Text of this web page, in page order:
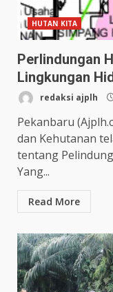
HUTAN KITA
Perlindungan
Lingkungan
redaksi ajplh
Pekanbaru
dan Kehutanan
tentang
Yang...
Read More